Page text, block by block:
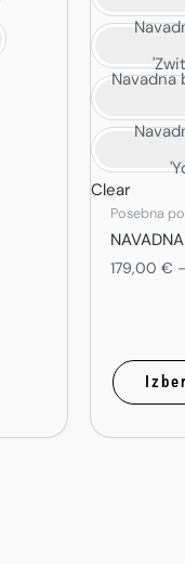
Navadna
Clear
Posebna
179,00 €